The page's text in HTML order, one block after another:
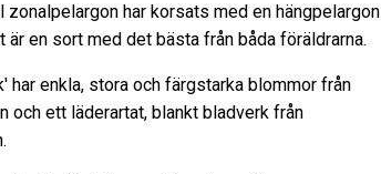
zonalpelargon har korsats med en hängpelargon
är en sort med det bästa från båda föräldrarna.
har enkla, stora och färgstarka blommor från
och ett läderartat, blankt bladverk från